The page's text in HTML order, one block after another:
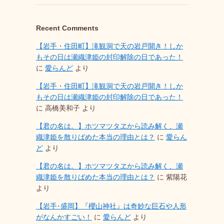
Recent Comments
【岩手・住田町】滝観洞で天の岩戸開き！しか
もその日は瀬織津姫の封印解除の日であった！
に 愛らんど より
【岩手・住田町】滝観洞で天の岩戸開き！しか
もその日は瀬織津姫の封印解除の日であった！
に 高橋美和子 より
【君の名は。】ホツマツタヱから読み解く、瀬
織津姫を散りばめた本当の理由とは？ に 愛らん
ど より
【君の名は。】ホツマツタヱから読み解く、瀬
織津姫を散りばめた本当の理由とは？ に 紫陽花
より
【岩手･盛岡】『櫻山神社』は奇妙な巨石や人形
がなんかすごい！
に 愛らんど より